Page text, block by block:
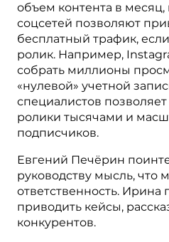
объем контента в месяц,
соцсетей позволяют
бесплатный трафик,
ролик. Например,
собрать миллионы
«нулевой» учетной
специалистов
ролики тысячами и
подписчиков.
Евгений Печёрин
руководству мысль, что
ответственность. Ирина
приводить кейсы,
конкурентов.